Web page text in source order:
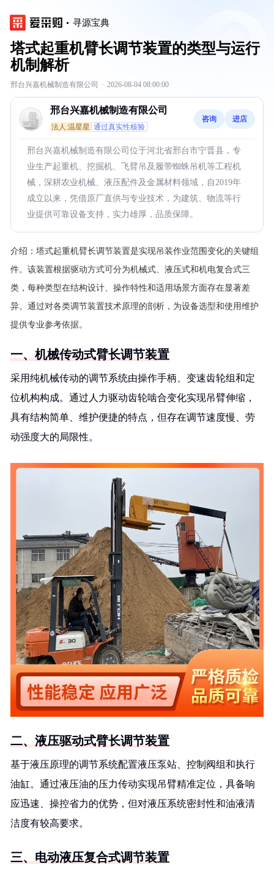
寻源宝典
塔式起重机臂长调节装置的类型与运行
机制解析
邢台兴嘉机械制造有限公司 · 2026-08-04 08:00:00
邢台兴嘉机械制造有限公司
法人:温星星 通过真实性核验
咨询 进店
邢台兴嘉机械制造有限公司位于河北省邢台市宁晋县，专
业生产起重机、挖掘机、飞臂吊及履带蜘蛛吊机等工程机
械，深耕农业机械、液压配件及金属材料领域，自2019年
成立以来，凭借原厂直供与专业技术，为建筑、物流等行
业提供可靠设备支持，实力雄厚，品质保障。
介绍： 塔式起重机臂长调节装置是实现吊装作业范围变化的关键组
件。该装置根据驱动方式可分为机械式、液压式和机电复合式三
类，每种类型在结构设计、操作特性和适用场景方面存在显著差
异。通过对各类调节装置技术原理的剖析，为设备选型和使用维护
提供专业参考依据。
一、机械传动式臂长调节装置
采用纯机械传动的调节系统由操作手柄、变速齿轮组和定
位机构构成。通过人力驱动齿轮啮合变化实现吊臂伸缩，
具有结构简单、维护便捷的特点，但存在调节速度慢、劳
动强度大的局限性。
二、液压驱动式臂长调节装置
基于液压原理的调节系统配置液压泵站、控制阀组和执行
油缸。通过液压油的压力传动实现吊臂精准定位，具备响
应迅速、操控省力的优势，但对液压系统密封性和油液清
洁度有较高要求。
三、电动液压复合式调节装置